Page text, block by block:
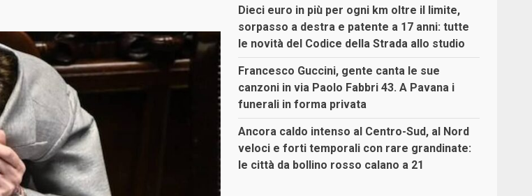
Dieci euro in più per ogni km oltre il limite,
sorpasso a destra e patente a 17 anni: tutte
le novità del Codice della Strada allo studio
Francesco Guccini, gente canta le sue
canzoni in via Paolo Fabbri 43. A Pavana i
funerali in forma privata
Ancora caldo intenso al Centro-Sud, al Nord
veloci e forti temporali con rare grandinate:
le città da bollino rosso calano a 21